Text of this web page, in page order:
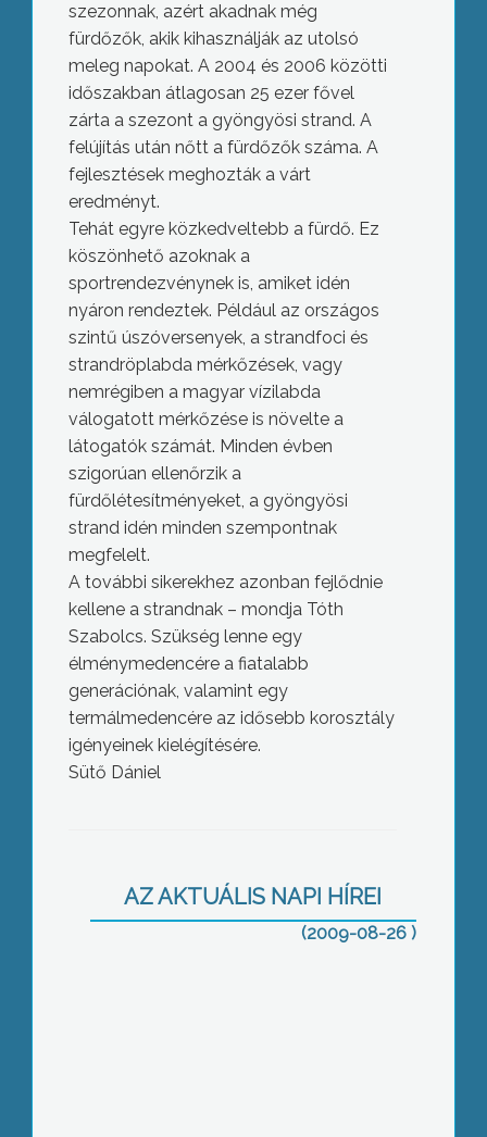
szezonnak, azért akadnak még
fürdőzők, akik kihasználják az utolsó
meleg napokat. A 2004 és 2006 közötti
időszakban átlagosan 25 ezer fővel
zárta a szezont a gyöngyösi strand. A
felújítás után nőtt a fürdőzők száma. A
fejlesztések meghozták a várt
eredményt.
Tehát egyre közkedveltebb a fürdő. Ez
köszönhető azoknak a
sportrendezvénynek is, amiket idén
nyáron rendeztek. Például az országos
szintű úszóversenyek, a strandfoci és
strandröplabda mérkőzések, vagy
nemrégiben a magyar vízilabda
válogatott mérkőzése is növelte a
látogatók számát. Minden évben
szigorúan ellenőrzik a
fürdőlétesítményeket, a gyöngyösi
strand idén minden szempontnak
megfelelt.
A további sikerekhez azonban fejlődnie
kellene a strandnak – mondja Tóth
Szabolcs. Szükség lenne egy
élménymedencére a fiatalabb
generációnak, valamint egy
termálmedencére az idősebb korosztály
igényeinek kielégítésére.
Sütő Dániel
AZ AKTUÁLIS NAPI HÍREI
(2009-08-26 )
Főiskolán